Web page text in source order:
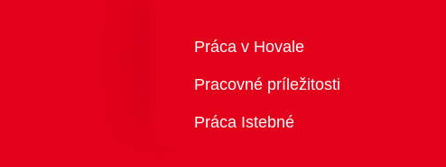
Prehľad
Práca v Hovale
Pracovné príležitosti
Práca Istebné